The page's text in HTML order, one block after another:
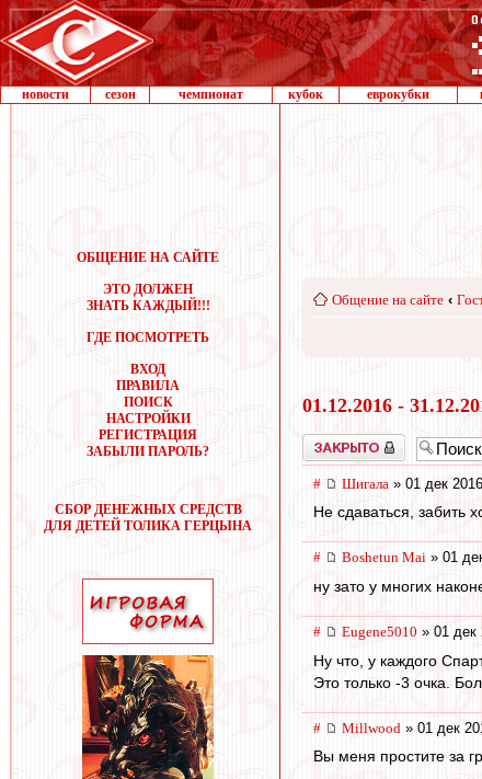
новости сезон чемпионат кубок еврокубки
ОБЩЕНИЕ НА САЙТЕ
ЭТО ДОЛЖЕН
ЗНАТЬ КАЖДЫЙ!!!
ГДЕ ПОСМОТРЕТЬ
ВХОД
ПРАВИЛА
ПОИСК
НАСТРОЙКИ
РЕГИСТРАЦИЯ
ЗАБЫЛИ ПАРОЛЬ?
СБОР ДЕНЕЖНЫХ СРЕДСТВ
ДЛЯ ДЕТЕЙ ТОЛИКА ГЕРЦЫНА
Общение на сайте ‹
01.12.2016 -
Закрыто
# Шигала » 01 дек
Не сдаваться, забить
# Boshetun Mai » 01
ну зато у многих
# Eugene5010 » 01 дек
Ну что, у каждого
Это только -3 очка.
# Millwood » 01 дек
Вы меня простите за